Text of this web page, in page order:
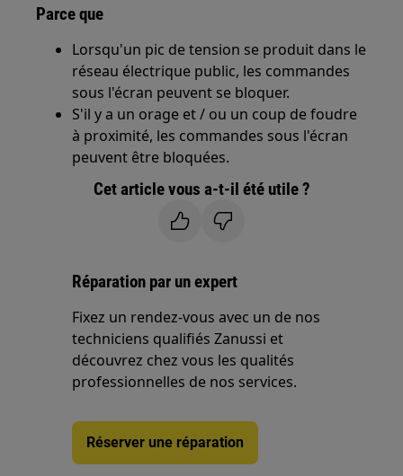
Parce que
Lorsqu'un pic de tension se produit dans le
réseau électrique public, les commandes
sous l'écran peuvent se bloquer.
S'il y a un orage et / ou un coup de foudre
à proximité, les commandes sous l'écran
peuvent être bloquées.
Cet article vous a-t-il été utile ?
Réparation par un expert
Fixez un rendez-vous avec un de nos
techniciens qualifiés Zanussi et
découvrez chez vous les qualités
professionnelles de nos services.
Réserver une réparation